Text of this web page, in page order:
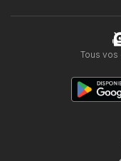
Tous vos